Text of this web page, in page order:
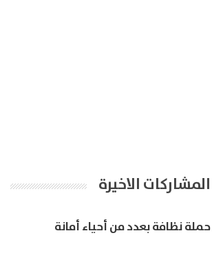
المشاركات الاخيرة
نظافة بعدد من أحياء أمانة